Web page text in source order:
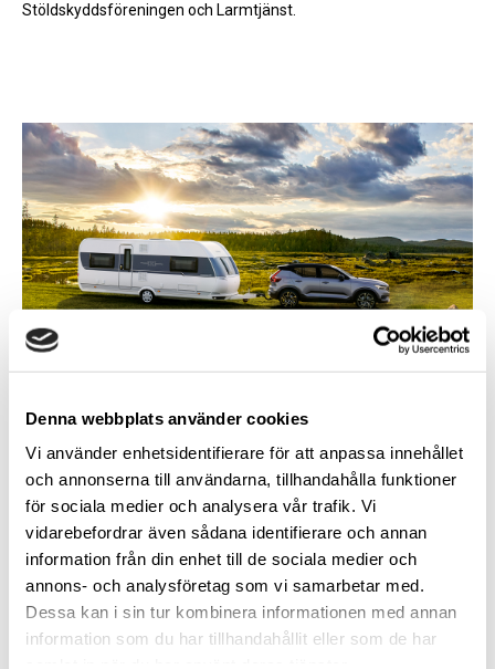
Denna webbplats använder cookies
Vi använder enhetsidentifierare för att anpassa innehållet
och annonserna till användarna, tillhandahålla funktioner
för sociala medier och analysera vår trafik. Vi
vidarebefordrar även sådana identifierare och annan
information från din enhet till de sociala medier och
annons- och analysföretag som vi samarbetar med.
Dessa kan i sin tur kombinera informationen med annan
information som du har tillhandahållit eller som de har
Stöldskyddsföreningen och Larmtjänst.
FLER VÄLJER HUSVAGN I SOMMAR
INFORMATION FRÅN VÅR PARTNER – Intresset för husvagnar
är större än på många år. Årets försäljning har ökat med över 32
procent.
– Husvagnssemester är klimat­smart, prisvärt och fantastiskt
roligt, säger Håkan Jägmar, försäljningschef på Hobby.
Svenskarnas resvanor är på väg att förändras. Allt fler vill resa
miljömedvetet och väljer därför bort flyg till förmån för tåg och